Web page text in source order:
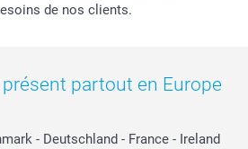
de nos clients.
partout en Europe
- Deutschland - France - Ireland